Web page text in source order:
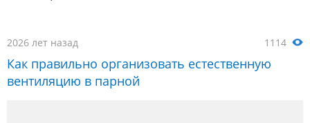
2026 лет назад 1114
Как правильно организовать естественную
вентиляцию в парной